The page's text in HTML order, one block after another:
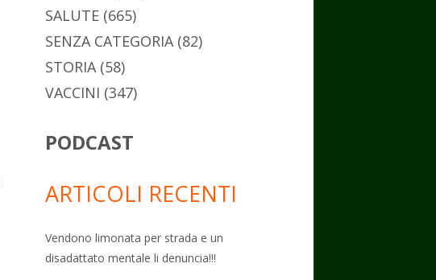
SALUTE (665)
SENZA CATEGORIA(82)
STORIA(58)
VACCINI (347)
PODCAST
ARTICOLI RECENTI
Vendono limonata per strada e un
disadattato mentale li denuncia!!!